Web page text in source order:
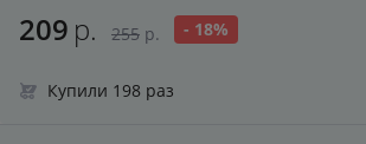
209 р. 255 р. - 18%
Купили 198 раз